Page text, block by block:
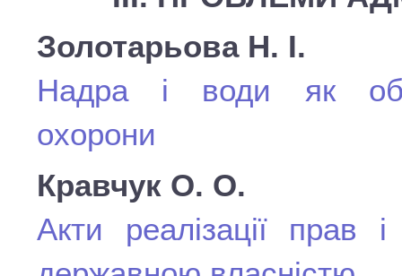
Золотарьова Н. І.
Надра і води як
охорони
Кравчук О. О.
Акти реалізації прав